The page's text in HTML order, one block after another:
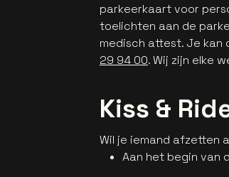
parkeerkaart voor
toelichten aan de
medisch attest. Je kan
29 94 00. Wij zijn elke
Kiss &
Wil je iemand afzetten
Aan het begin van